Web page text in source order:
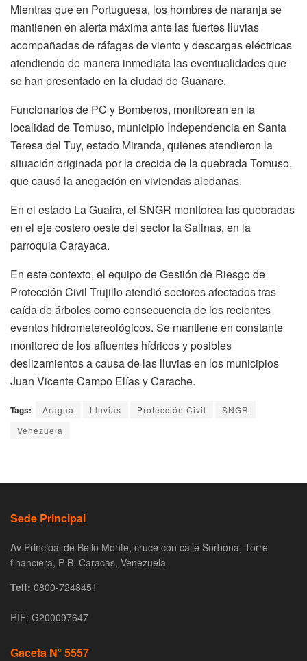
Mientras que en Portuguesa, los hombres de naranja se
mantienen en alerta máxima ante las fuertes lluvias
acompañadas de ráfagas de viento y descargas eléctricas
atendiendo de manera inmediata las eventualidades que
se han presentado en la ciudad de Guanare.
Funcionarios de PC y Bomberos, monitorean en la
localidad de Tomuso, municipio Independencia en Santa
Teresa del Tuy, estado Miranda, quienes atendieron la
situación originada por la crecida de la quebrada Tomuso,
que causó la anegación en viviendas aledañas.
En el estado La Guaira, el SNGR monitorea las quebradas
en el eje costero oeste del sector la Salinas, en la
parroquia Carayaca.
En este contexto, el equipo de Gestión de Riesgo de
Protección Civil Trujillo atendió sectores afectados tras
caída de árboles como consecuencia de los recientes
eventos hidrometereológicos. Se mantiene en constante
monitoreo de los afluentes hídricos y posibles
deslizamientos a causa de las lluvias en los municipios
Juan Vicente Campo Elías y Carache.
Tags: Aragua Lluvias Protección Civil
SNGR
Venezuela
Sede Principal
Av Principal de Bello Monte, cruce con calle Sorbona, Torre
financiera, P-B. Caracas, Venezuela
Telf: 0800-7248451
RIF: G200097647
Gaceta N° 5557